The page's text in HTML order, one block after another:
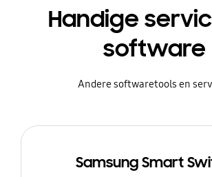
Handige
software
Andere softwaretools en
Samsung Smart